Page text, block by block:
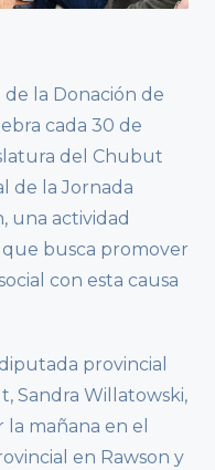
la Donación de
cada 30 de
del Chubut
de la Jornada
una actividad
busca promover
con esta causa
provincial
Sandra Willatowski,
mañana en el
en Rawson y